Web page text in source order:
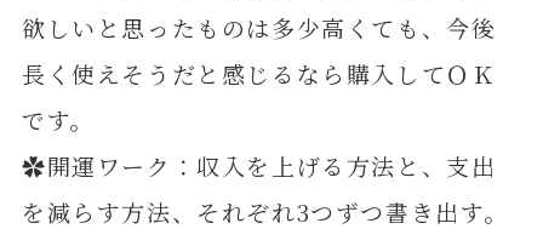
欲しいと思ったものは多少高くても、今後
長く使えそうだと感じるなら購入してＯＫ
です。
✿開運ワーク：収入を上げる方法と、支出
を減らす方法、それぞれ3つずつ書き出す。